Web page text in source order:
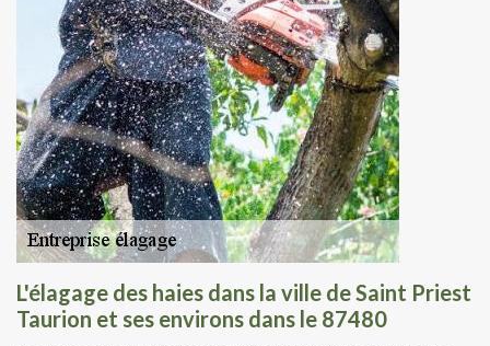
L'élagage des haies dans la ville de Saint Priest
Taurion et ses environs dans le 87480